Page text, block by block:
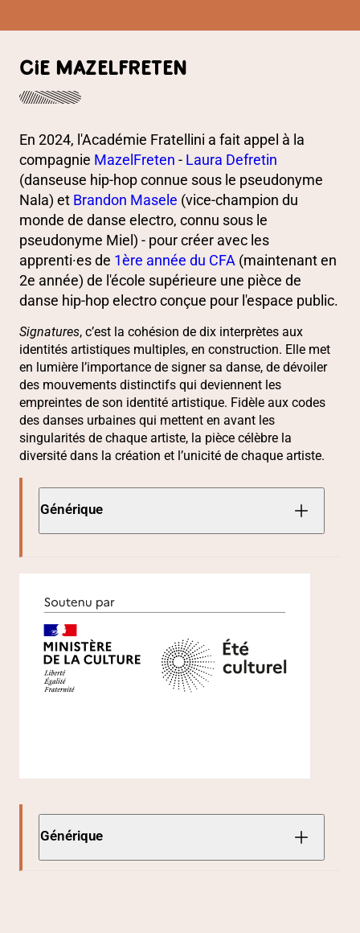
PRÉSENTATION
CIE MAZELFRETEN
En 2024, l'Académie Fratellini a fait appel à la
compagnie MazelFreten - Laura Defretin
(danseuse hip-hop connue sous le pseudonyme
Nala) et Brandon Masele (vice-champion du
monde de danse electro, connu sous le
pseudonyme Miel) - pour créer avec les
apprenti·es de 1ère année du CFA (maintenant en
2e année) de l'école supérieure une pièce de
danse hip-hop electro conçue pour l'espace public.
Signatures, c’est la cohésion de dix interprètes aux
identités artistiques multiples, en construction. Elle met
en lumière l’importance de signer sa danse, de dévoiler
des mouvements distinctifs qui deviennent les
empreintes de son identité artistique. Fidèle aux codes
des danses urbaines qui mettent en avant les
singularités de chaque artiste, la pièce célèbre la
diversité dans la création et l’unicité de chaque artiste.
Générique
Générique